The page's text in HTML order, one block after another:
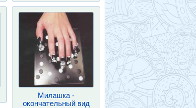
Милашка -
окончательный вид